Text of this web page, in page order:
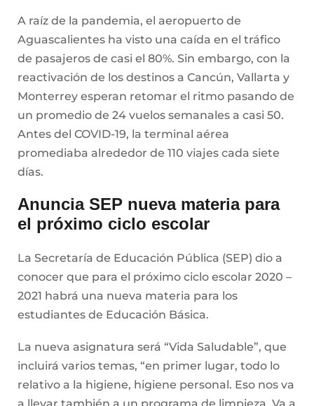
A raíz de la pandemia, el aeropuerto de
Aguascalientes ha visto una caída en el tráfico
de pasajeros de casi el 80%. Sin embargo, con la
reactivación de los destinos a Cancún, Vallarta y
Monterrey esperan retomar el ritmo pasando de
un promedio de 24 vuelos semanales a casi 50.
Antes del COVID-19, la terminal aérea
promediaba alrededor de 110 viajes cada siete
días.
Anuncia SEP nueva materia para
el próximo ciclo escolar
La Secretaría de Educación Pública (SEP) dio a
conocer que para el próximo ciclo escolar 2020 –
2021 habrá una nueva materia para los
estudiantes de Educación Básica.
La nueva asignatura será “Vida Saludable”, que
incluirá varios temas, “en primer lugar, todo lo
relativo a la higiene, higiene personal. Eso nos va